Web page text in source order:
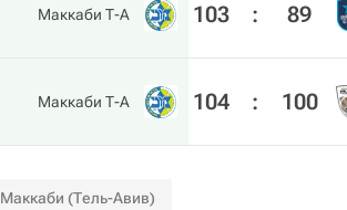
Маккаби Т-А 103 : 89
Маккаби Т-А 104 : 100
Маккаби (Тель-Авив)